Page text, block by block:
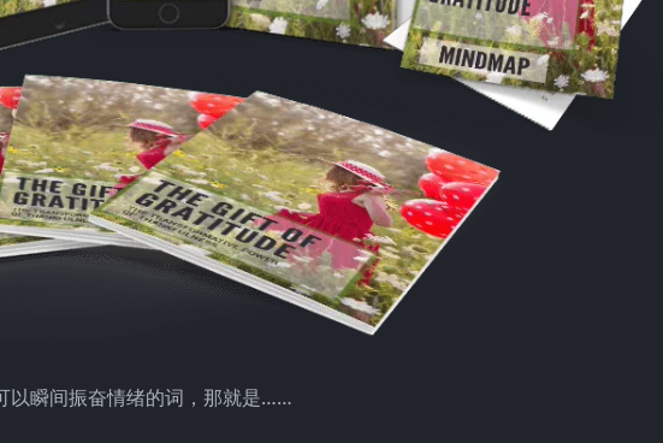
以瞬间振奋情绪的词，那就是……